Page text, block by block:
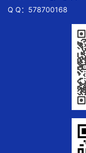
Q Q：578700168